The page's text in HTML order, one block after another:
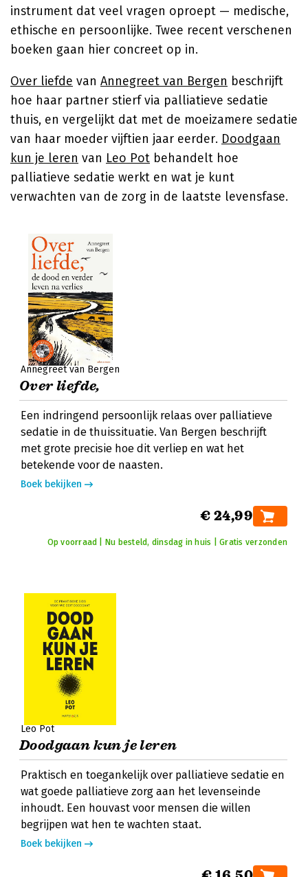
instrument dat veel vragen oproept — medische,
ethische en persoonlijke. Twee recent verschenen
boeken gaan hier concreet op in.
Over liefde van Annegreet van Bergen beschrijft
hoe haar partner stierf via palliatieve sedatie
thuis, en vergelijkt dat met de moeizamere sedatie
van haar moeder vijftien jaar eerder. Doodgaan
kun je leren van Leo Pot behandelt hoe
palliatieve sedatie werkt en wat je kunt
verwachten van de zorg in de laatste levensfase.
Annegreet van Bergen
Over liefde,
Een indringend persoonlijk relaas over palliatieve
sedatie in de thuissituatie. Van Bergen beschrijft
met grote precisie hoe dit verliep en wat het
betekende voor de naasten.
Boek bekijken
€ 24,99
Op voorraad | Nu besteld, dinsdag in huis | Gratis verzonden
Leo Pot
Doodgaan kun je leren
Praktisch en toegankelijk over palliatieve sedatie en
wat goede palliatieve zorg aan het levenseinde
inhoudt. Een houvast voor mensen die willen
begrijpen wat hen te wachten staat.
Boek bekijken